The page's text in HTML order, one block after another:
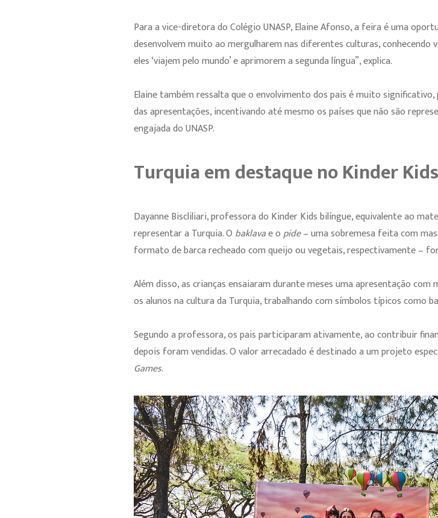
Para a vice-diretora do Colégio UNASP, Elaine Afonso, a feira é uma
desenvolvem muito ao mergulharem nas diferentes culturas,
eles ‘viajem pelo mundo’ e aprimorem a segunda língua”, explica.
Elaine também ressalta que o envolvimento dos pais é muito
das apresentações, incentivando até mesmo os países que não são
engajada do UNASP.
Turquia em destaque no Kinder Kids
Dayanne Biscliliari, professora do Kinder Kids bilíngue, equivalente ao
representar a Turquia. O baklavae opide– uma sobremesa feita com
formato de barca recheado com queijo ou vegetais, respectivamente –
Além disso, as crianças ensaiaram durante meses uma apresentação
os alunos na cultura da Turquia, trabalhando com símbolos típicos como
Segundo a professora, os pais participaram ativamente, ao contribuir
depois foram vendidas. O valor arrecadado é destinado a um projeto
Games.